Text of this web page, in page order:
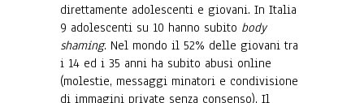
direttamente adolescenti e giovani. In Italia
9 adolescenti su 10 hanno subito body
shaming. Nel mondo il 52% delle giovani tra
i 14 ed i 35 anni ha subito abusi online
(molestie, messaggi minatori e condivisione
di immagini private senza consenso). Il